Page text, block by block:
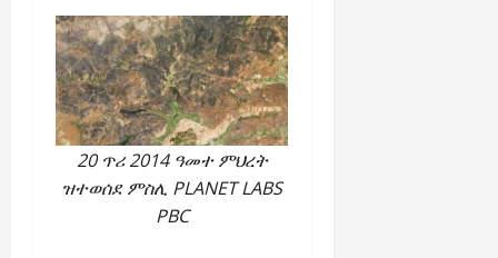
20 ጥሪ 2014 ዓመተ ምህረት
ዝተወሰደ ምስሊ PLANET LABS
PBC